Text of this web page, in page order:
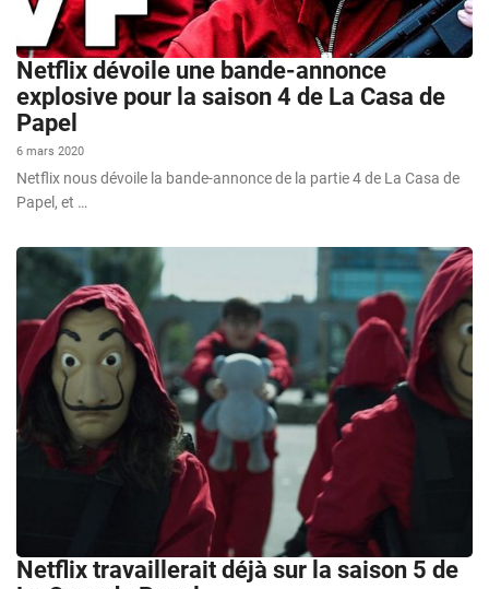
Netflix dévoile une bande-annonce
explosive pour la saison 4 de La Casa de
Papel
6 mars 2020
Netflix nous dévoile la bande-annonce de la partie 4 de La Casa de
Papel, et …
Netflix travaillerait déjà sur la saison 5 de